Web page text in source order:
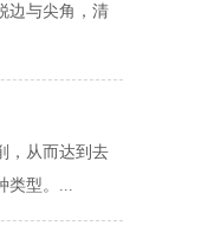
边与尖角，清
，从而达到去
型。...